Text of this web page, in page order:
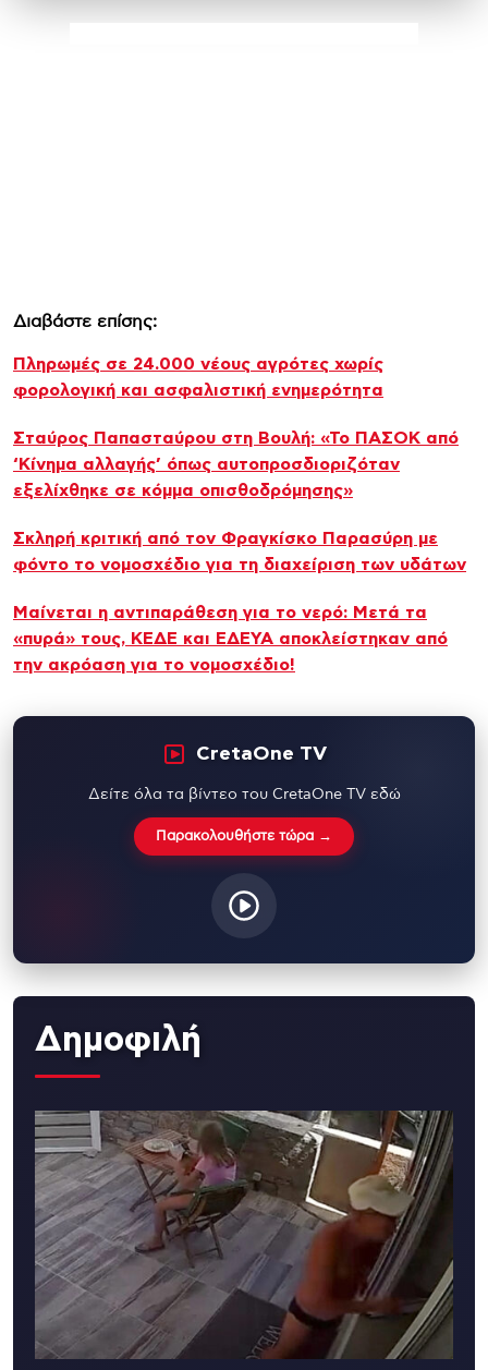
Διαβάστε επίσης:
Πληρωμές σε 24.000 νέους αγρότες χωρίς
φορολογική και ασφαλιστική ενημερότητα
Σταύρος Παπασταύρου στη Βουλή: «Το ΠΑΣΟΚ από
‘Κίνημα αλλαγής’ όπως αυτοπροσδιοριζόταν
εξελίχθηκε σε κόμμα οπισθοδρόμησης»
Σκληρή κριτική από τον Φραγκίσκο Παρασύρη με
φόντο το νομοσχέδιο για τη διαχείριση των υδάτων
Μαίνεται η αντιπαράθεση για το νερό: Μετά τα
«πυρά» τους, ΚΕΔΕ και ΕΔΕΥΑ αποκλείστηκαν από
την ακρόαση για το νομοσχέδιο!
CretaOne TV
Δείτε όλα τα βίντεο του CretaOne TV εδώ
Παρακολουθήστε τώρα →
Δημοφιλή